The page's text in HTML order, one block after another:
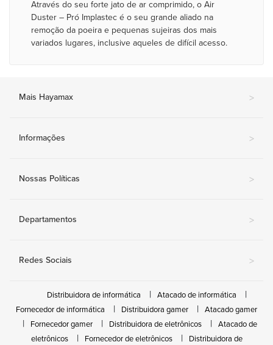
Através do seu forte jato de ar comprimido, o Air
Duster – Pró Implastec é o seu grande aliado na
remoção da poeira e pequenas sujeiras dos mais
variados lugares, inclusive aqueles de difícil acesso.
Mais Hayamax >
Informações >
Nossas Políticas >
Departamentos >
Redes Sociais >
Distribuidora de informática
Atacado de informática
Fornecedor de informática
Distribuidora gamer
Atacado gamer
Fornecedor gamer
Distribuidora de eletrônicos
Atacado de
eletrônicos
Fornecedor de eletrônicos Distribuidora de